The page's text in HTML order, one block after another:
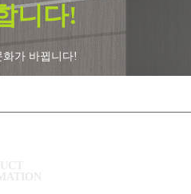
니다!
가 바뀝니다!